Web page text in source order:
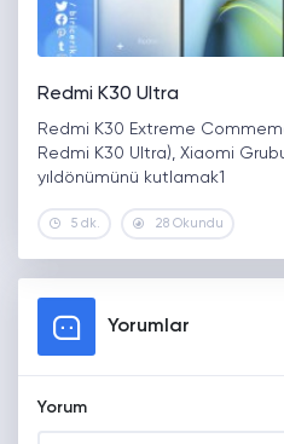
Redmi K30 Ultra
Redmi K30 Extreme
Redmi K30 Ultra), Xiaomi
yıldönümünü kutlamak1
5 dk. 28 Okundu
Yorumlar
Yorum